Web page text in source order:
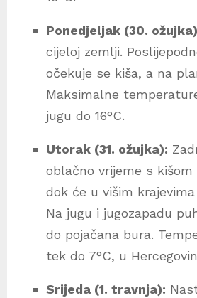
Ponedjeljak (30.
cijeloj zemlji.
očekuje se kiša, a na
Maksimalne
jugu do 16°C.
Utorak (31. ožujka):
oblačno vrijeme s
dok će u višim
Na jugu i jugozapadu
do pojačana bura.
tek do 7°C, u
Srijeda (1. travnja):